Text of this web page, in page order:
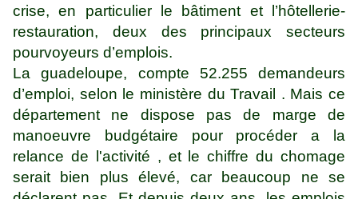
crise, en particulier le bâtiment et l’hôtellerie-
restauration, deux des principaux secteurs
pourvoyeurs d’emplois.
La guadeloupe, compte 52.255 demandeurs
d’emploi, selon le ministère du Travail . Mais ce
département ne dispose pas de marge de
manoeuvre budgétaire pour procéder a la
relance de l'activité , et le chiffre du chomage
serait bien plus élevé, car beaucoup ne se